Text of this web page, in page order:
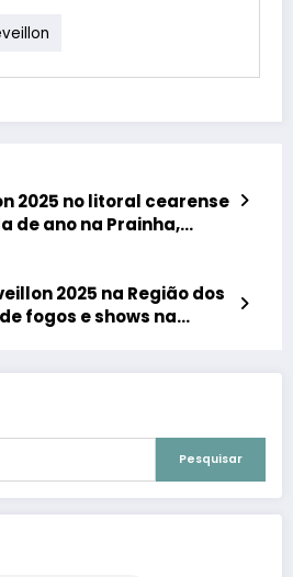
2025 no litoral cearense
de ano na Prainha,
2025 na Região dos
fogos e shows na
Pesquisar